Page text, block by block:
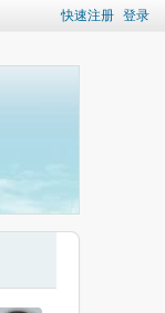
快速注册 登录